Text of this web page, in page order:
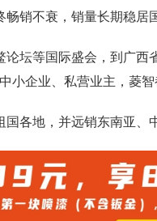
销不衰，销量长期稳居
坛等国际盛会，到广西
小企业、私营业主，菱智
各地，并远销东南亚、